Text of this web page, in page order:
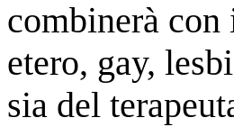
combinerà con
etero, gay,
sia del